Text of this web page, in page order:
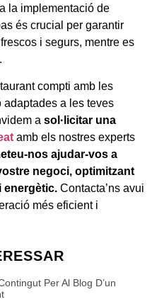
la implementació de
és crucial per garantir
i segurs, mentre es
compti amb les
a les teves
a sol·licitar una
amb els nostres experts
nos ajudar-vos a
negoci, optimitzant
energètic. Contacta’ns avui
més eficient i
Per Al Blog D’un